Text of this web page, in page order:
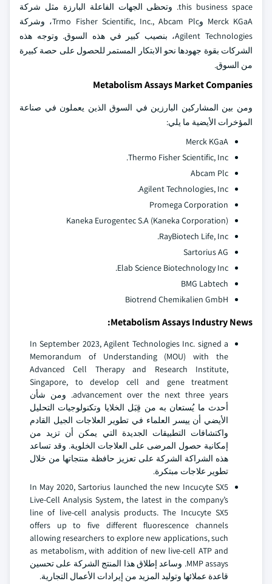
this business space. وتحظى الجهات الفاعلة البارزة مثل شركة
Merck KGaA وTrmo Fisher Scientific, Inc., Abcam Plc، وشركة
Agilent Technologies، بنصيب كبير في هذه السوق. وتوجه هذه
الشركات بقوة جهودها نحو الابتكار المستمر للحصول على حصة كبيرة
من السوق.
Metabolism Assays Market Companies
ومن بين المشاركين البارزين في السوق الذين يعملون في صناعة
المؤخرات الأيضية ما يلي:
Merck KGaA
Thermo Fisher Scientific, Inc.
Abcam Plc
Agilent Technologies, Inc.
Promega Corporation
Kaneka Eurogentec S.A (Kaneka Corporation)
RayBiotech Life, Inc.
Sartorius AG
Elab Science Biotechnology Inc.
BMG Labtech
Biotrend Chemikalien GmbH
Metabolism Assays Industry News:
In September 2023, Agilent Technologies Inc. signed a
Memorandum of Understanding (MOU) with the
Advanced Cell Therapy and Research Institute,
Singapore, to develop cell and gene treatment
advancement over the next three years. ومن شأن
أحدث ما يُستعان به من قِبَل الخلايا وتكنولوجيات التحليل
الأيضي أن ييسر العلماء في تطوير العلاجات الجيل القادم
واكتشافات التطبيقات الجديدة التي يمكن أن تزيد من
إمكانية حصول المرضى على العلاجات الخلوية. وقد تساعد
هذه الشراكة الشركة على تعزيز حافظة منتجاتها من خلال
تطوير علاجات مبتكرة.
In May 2020, Sartorius launched the new Incucyte SX5
Live-Cell Analysis System, the latest in the company’s
line of live-cell analysis products. The Incucyte SX5
offers up to five different fluorescence channels
allowing researchers to explore new applications, such
as metabolism, with addition of new live-cell ATP and
MMP assays. وساعد إطلاق هذا المنتج الشركة على تحسين
قاعدة عملائها وتوليد المزيد من إيرادات الأعمال التجارية.